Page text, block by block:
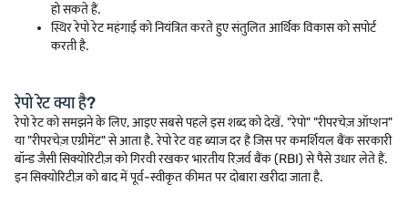
हो सकते हैं.
स्थिर रेपो रेट महंगाई को नियंत्रित करते हुए संतुलित आर्थिक विकास को सपोर्ट
करती है.
रेपो रेट क्या है?
रेपो रेट को समझने के लिए, आइए सबसे पहले इस शब्द को देखें. "रेपो" "रीपरचेज़ ऑप्शन"
या "रीपरचेज़ एग्रीमेंट" से आता है. रेपो रेट वह ब्याज दर है जिस पर कमर्शियल बैंक सरकारी
बॉन्ड जैसी सिक्योरिटीज़ को गिरवी रखकर भारतीय रिज़र्व बैंक (RBI) से पैसे उधार लेते हैं.
इन सिक्योरिटीज़ को बाद में पूर्व-स्वीकृत कीमत पर दोबारा खरीदा जाता है.